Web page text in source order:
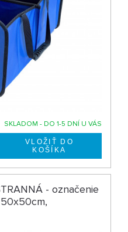
SKLADOM - DO 1-5 DNÍ U VÁS
- označenie